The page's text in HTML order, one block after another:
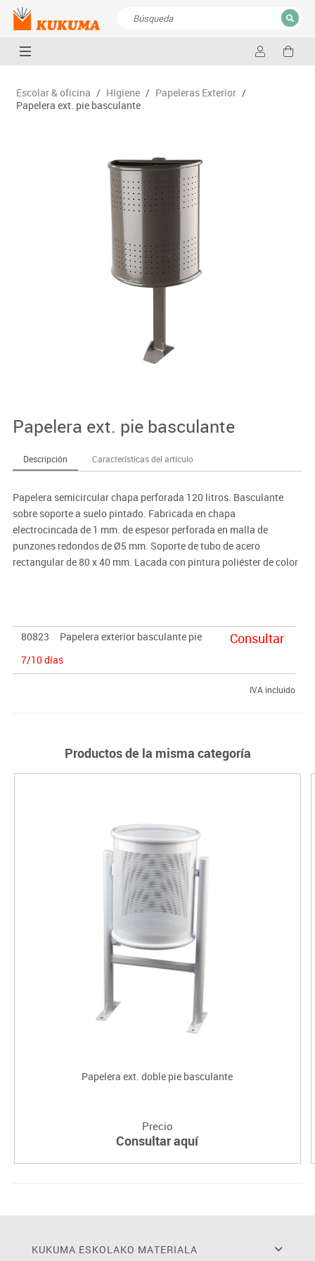
CERRAR
Escolar & oficina / Higiene / Papeleras Exterior /
Papelera ext. pie basculante
Papelera ext. pie basculante
Descripción Características del artículo
Papelera semicircular chapa perforada 120 litros. Basculante
sobre soporte a suelo pintado. Fabricada en chapa
electrocincada de 1 mm. de espesor perforada en malla de
punzones redondos de Ø5 mm. Soporte de tubo de acero
rectangular de 80 x 40 mm. Lacada con pintura poliéster de color
mm. (ancho x fondo x alto).
Acabados en amarillo, azul y verde opcional sobre pedido (sin
coste adicional)
80823
Papelera exterior basculante pie
7/10 días
Consultar
IVA incluido
Productos de la misma categoría
Papelera ext. doble pie basculante
Precio
Consultar aquí
KUKUMA ESKOLAKO MATERIALA